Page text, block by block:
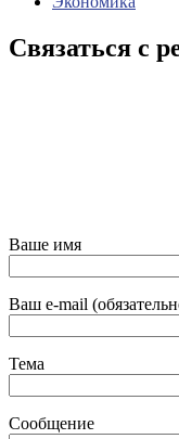
Связаться с
Ваше имя
Ваш e-mail
Тема
Сообщение